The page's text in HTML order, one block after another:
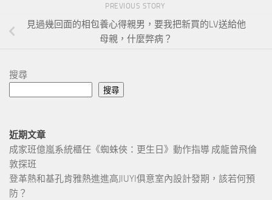
PREVIOUS STORY
見過幾回面的相包養心得親男，要我把新買的LV送給他
母親，什麼弊病？
搜尋
搜尋
近期文章
成家班億嵐系統櫃任《蜘蛛俠：更生日》動作指導 成龍曾飛倫
敦探班
登革熱和基孔肯雅熱進進高JIUYI俱意室內設計發期，該若何預
防？